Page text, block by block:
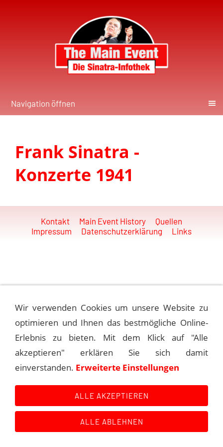
Navigation öffnen
Frank Sinatra -
Konzerte 1941
Kontakt Main Event History
Quellen
Impressum
Datenschutzerklärung Links
Wir verwenden Cookies um unsere Website zu
optimieren und Ihnen das bestmögliche Online-
Erlebnis zu bieten. Mit dem Klick auf "Alle
akzeptieren" erklären Sie sich damit
einverstanden. Erweiterte Einstellungen
ALLE AKZEPTIEREN
ALLE ABLEHNEN